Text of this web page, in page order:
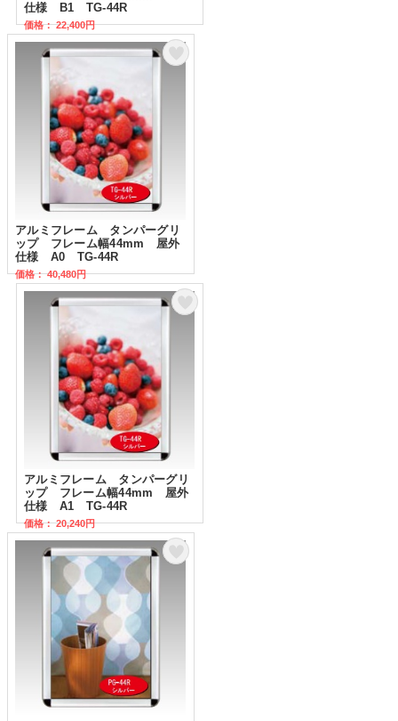
仕様 B1 TG-44R
価格： 22,400円
アルミフレーム タンパーグリ
ップ フレーム幅44mm 屋外
仕様 A0 TG-44R
価格： 40,480円
アルミフレーム タンパーグリ
ップ フレーム幅44mm 屋外
仕様 A1 TG-44R
価格： 20,240円